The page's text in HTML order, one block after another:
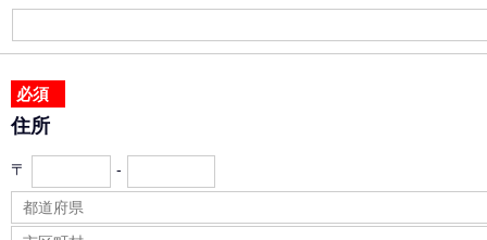
住所
必須
〒 -